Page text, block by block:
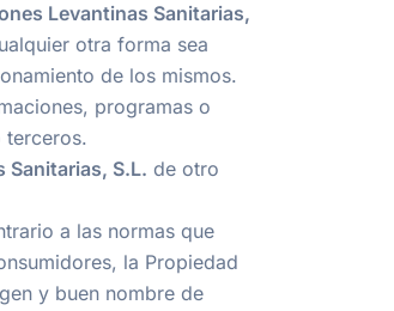
Levantinas Sanitarias,
otra forma sea
de los mismos.
programas o
terceros.
S.L. de otro
a las normas que
la Propiedad
y buen nombre de